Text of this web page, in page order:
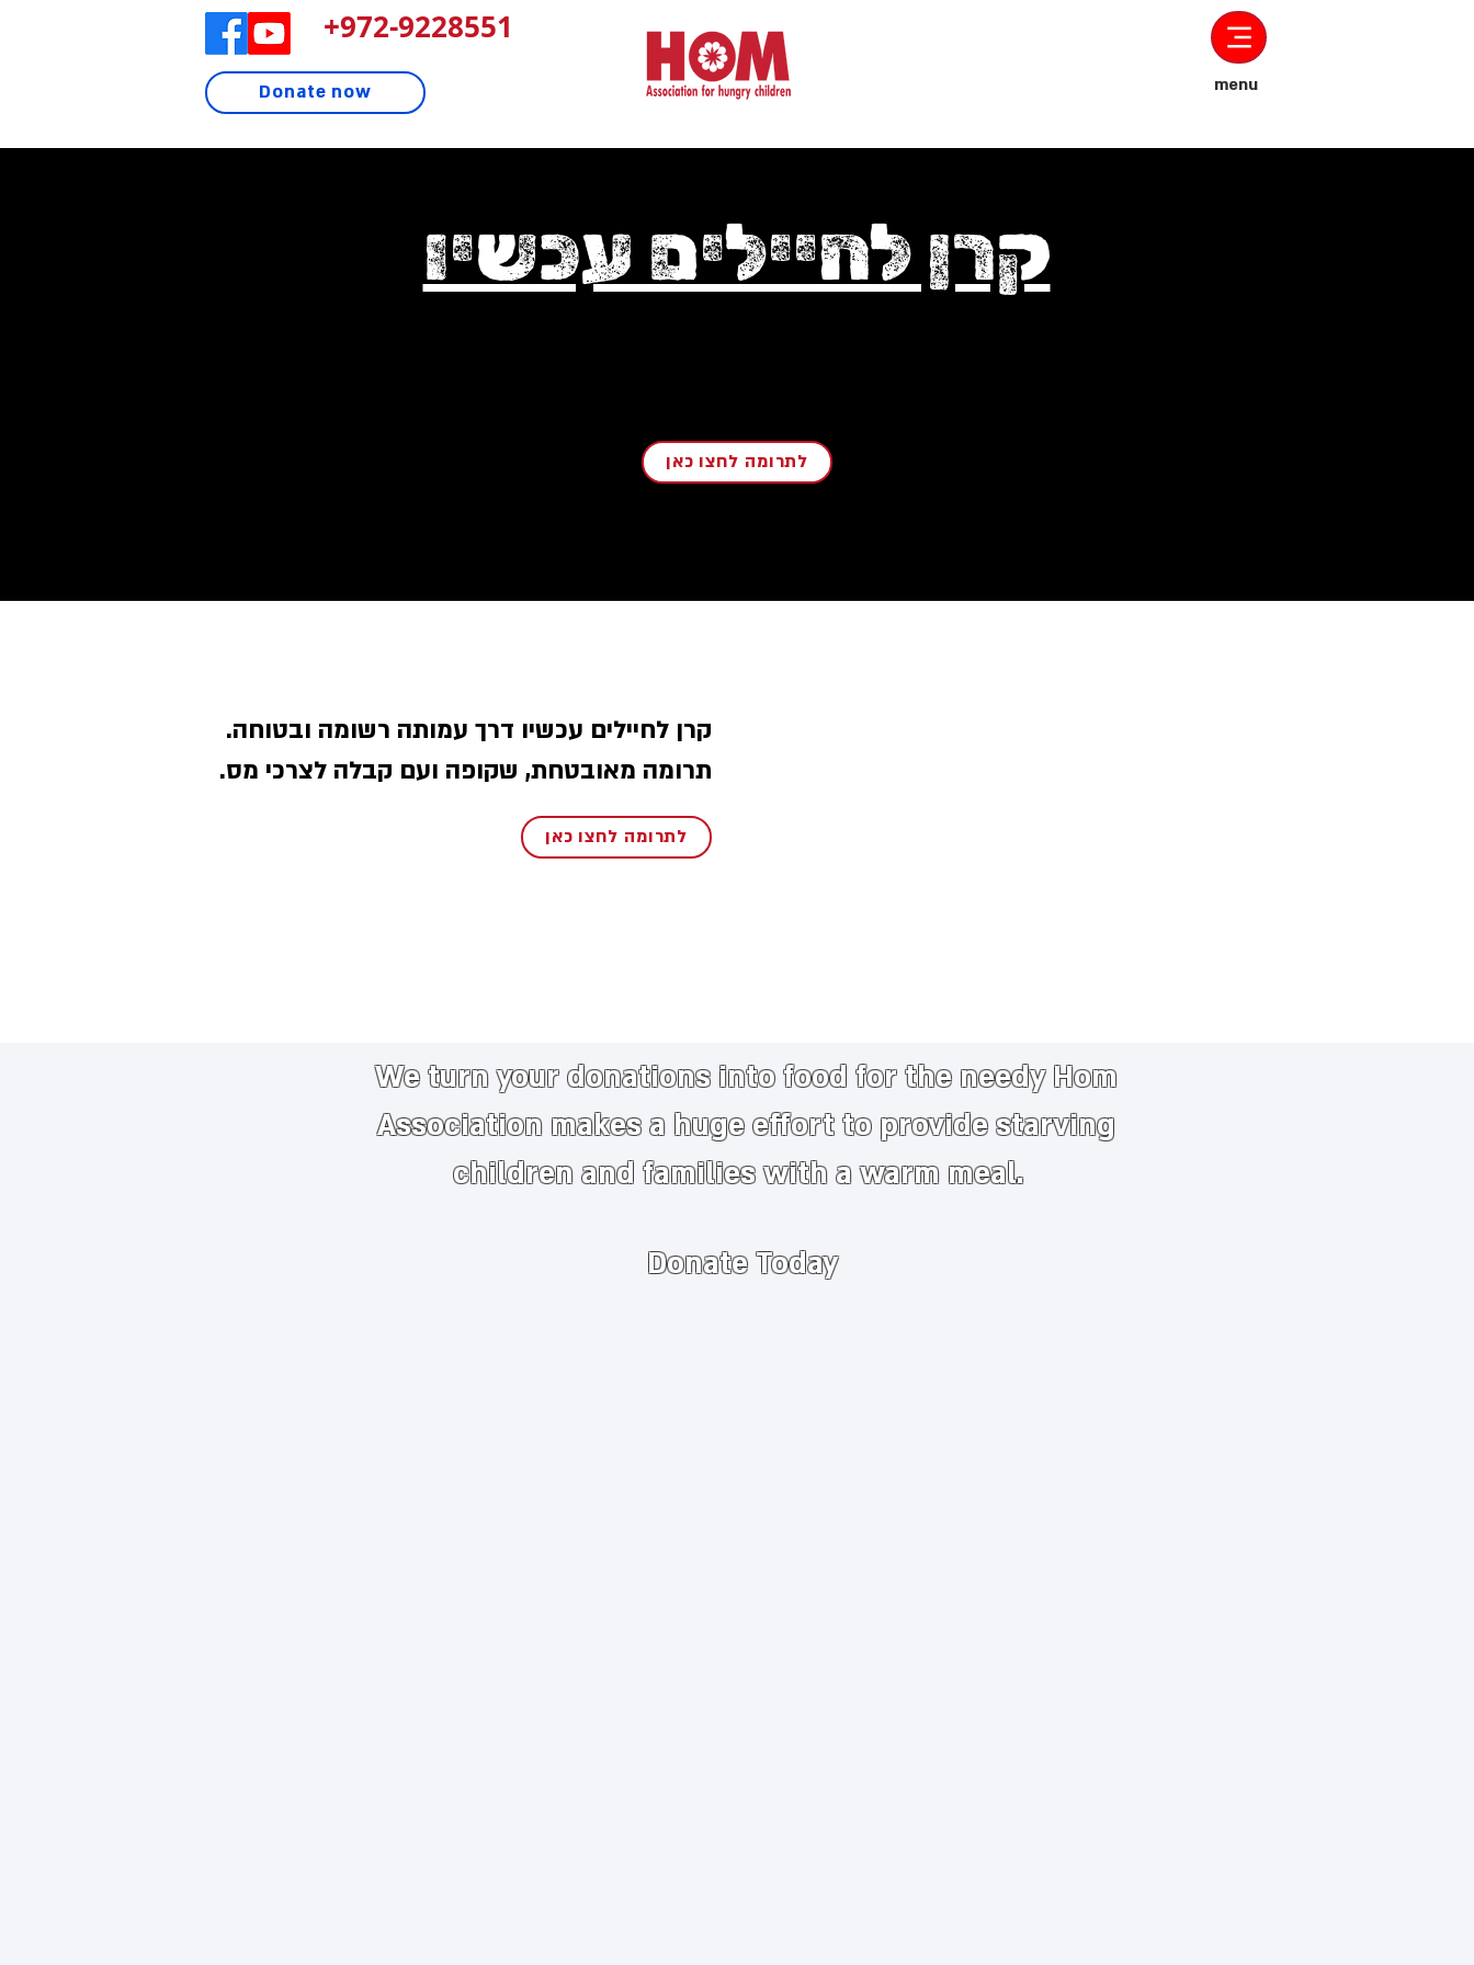
972-9228551+
Donate now menu
קרן לחיילים עכשיו
לתרומה לחצו כאן
קרן לחיילים עכשיו דרך עמותה רשומה ובטוחה.
תרומה מאובטחת, שקופה ועם קבלה לצרכי מס.
לתרומה לחצו כאן
We turn your donations into food for the needy​Hom
Association makes a hugeeffort to provide starving
children and families with a warm meal.
Donate Today